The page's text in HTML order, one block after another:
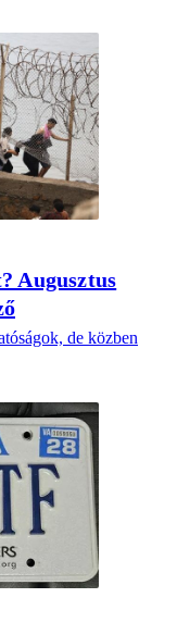
Augusztus
de közben